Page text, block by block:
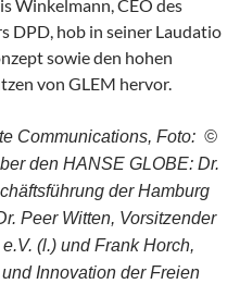
Winkelmann, CEO des
DPD, hob in seiner Laudatio
sowie den hohen
von GLEM hervor.
Communications, Foto: ©
den HANSE GLOBE: Dr.
der Hamburg
Peer Witten, Vorsitzender
(l.) und Frank Horch,
Innovation der Freien